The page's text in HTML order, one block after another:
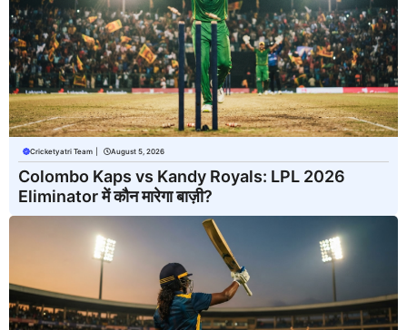
Cricketyatri Team August 5, 2026
Colombo Kaps vs Kandy Royals: LPL 2026
Eliminator में कौन मारेगा बाज़ी?